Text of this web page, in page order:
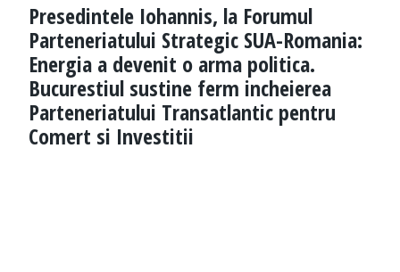
Presedintele Iohannis, la Forumul
Parteneriatului Strategic SUA-Romania:
Energia a devenit o arma politica.
Bucurestiul sustine ferm incheierea
Parteneriatului Transatlantic pentru
Comert si Investitii